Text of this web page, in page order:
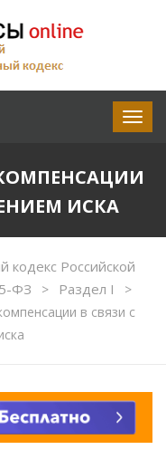
ИСКА
кодекс Российской
ФЗ
> Раздел I >
в связи с